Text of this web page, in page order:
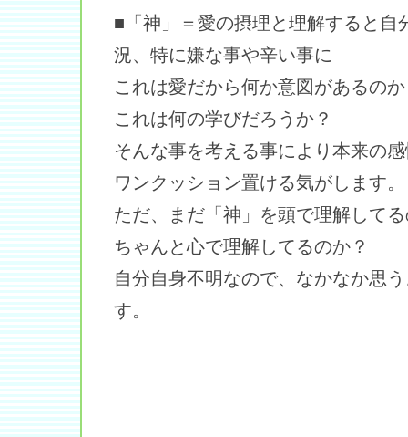
■「神」＝愛の摂理と理解すると自
況、特に嫌な事や辛い事に
これは愛だから何か意図があるの
これは何の学びだろうか？
そんな事を考える事により本来の
ワンクッション置ける気がします。
ただ、まだ「神」を頭で理解して
ちゃんと心で理解してるのか？
自分自身不明なので、なかなか思
す。